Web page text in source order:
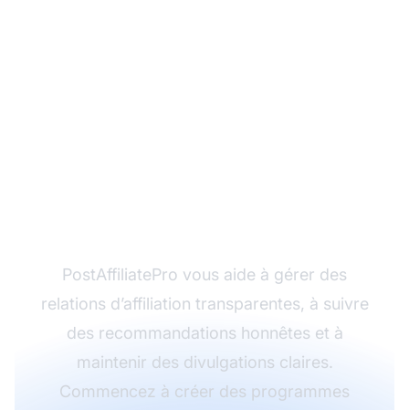
PostAffiliatePro vous aide à gérer des
relations d’affiliation transparentes, à suivre
des recommandations honnêtes et à
maintenir des divulgations claires.
Commencez à créer des programmes